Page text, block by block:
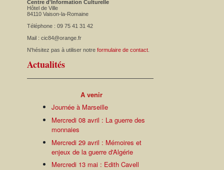
Centre d'Information Culturelle
Hôtel de Ville
84110 Vaison-la-Romaine
Téléphone : 09 75 41 31 42
Mail : cic84@orange.fr
N'hésitez pas à utiliser notre formulaire de contact
Actualités
A venir
Journée à Marseille
Mercredi 08 avril : La guerre des
monnaies
Mercredi 29 avril : Mémoires et
enjeux de la guerre d'Algérie
Mercredi 13 mai : Edith Cavell